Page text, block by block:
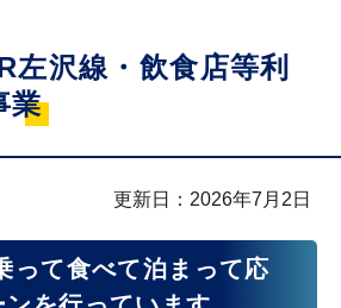
左沢線・飲食店等利
業
更新日：2026年7月2日
って食べて泊まって応